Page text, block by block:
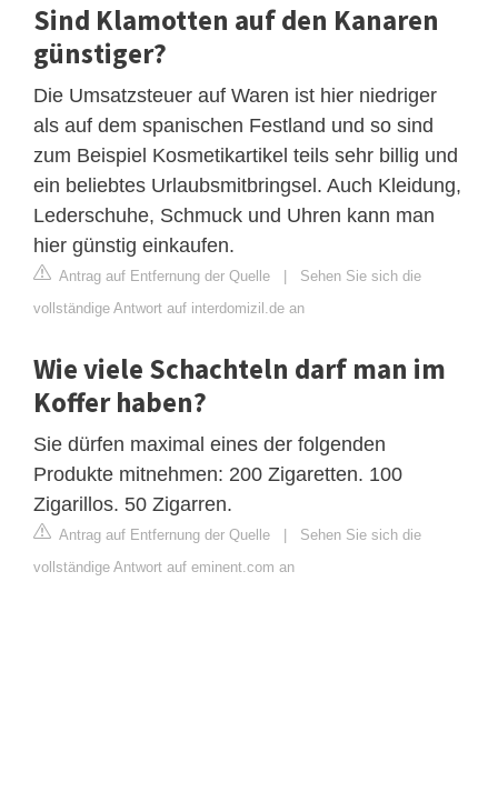
Sind Klamotten auf den Kanaren
günstiger?
Die Umsatzsteuer auf Waren ist hier niedriger
als auf dem spanischen Festland und so sind
zum Beispiel Kosmetikartikel teils sehr billig und
ein beliebtes Urlaubsmitbringsel. Auch Kleidung,
Lederschuhe, Schmuck und Uhren kann man
hier günstig einkaufen.
Antrag auf Entfernung der Quelle | Sehen Sie sich die
vollständige Antwort auf interdomizil.de an
Wie viele Schachteln darf man im
Koffer haben?
Sie dürfen maximal eines der folgenden
Produkte mitnehmen: 200 Zigaretten. 100
Zigarillos. 50 Zigarren.
Antrag auf Entfernung der Quelle | Sehen Sie sich die
vollständige Antwort auf eminent.com an